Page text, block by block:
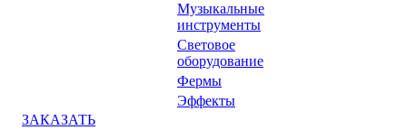
Музыкальные
инструменты
Световое
оборудование
Фермы
Эффекты
ЗАКАЗАТЬ